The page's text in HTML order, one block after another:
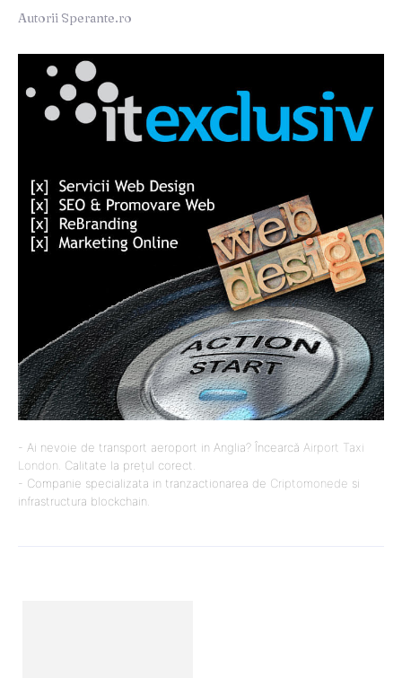
Autorii Sperante.ro
- Ai nevoie de transport aeroport in Anglia? Încearcă Airport Taxi
London . Calitate la prețul corect.
- Companie specializata in tranzactionarea de Criptomonede si
infrastructura blockchain.